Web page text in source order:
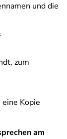
und die
zum
Kopie
am